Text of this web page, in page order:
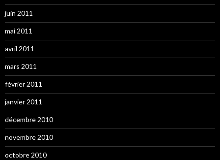
juin 2011
mai 2011
avril 2011
mars 2011
février 2011
janvier 2011
décembre 2010
novembre 2010
octobre 2010